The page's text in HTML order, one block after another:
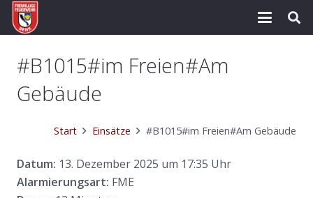
#B1015#im Freien#Am
Gebäude
Start Einsätze #B1015#im Freien#Am Gebäude
Datum: 13. Dezember 2025 um 17:35 Uhr
Alarmierungsart: FME